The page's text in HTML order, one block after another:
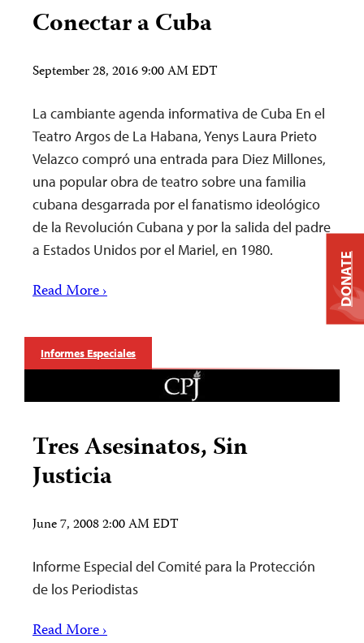
Conectar a Cuba
September 28, 2016 9:00 AM EDT
La cambiante agenda informativa de Cuba En el
Teatro Argos de La Habana, Yenys Laura Prieto
Velazco compró una entrada para Diez Millones,
una popular obra de teatro sobre una familia
cubana desgarrada por el fanatismo ideológico
de la Revolución Cubana y por la salida del padre
a Estados Unidos por el Mariel, en 1980.
Read More ›
Informes Especiales
Tres Asesinatos, Sin
Justicia
June 7, 2008 2:00 AM EDT
Informe Especial del Comité para la Protección
de los Periodistas
Read More ›
DONATE